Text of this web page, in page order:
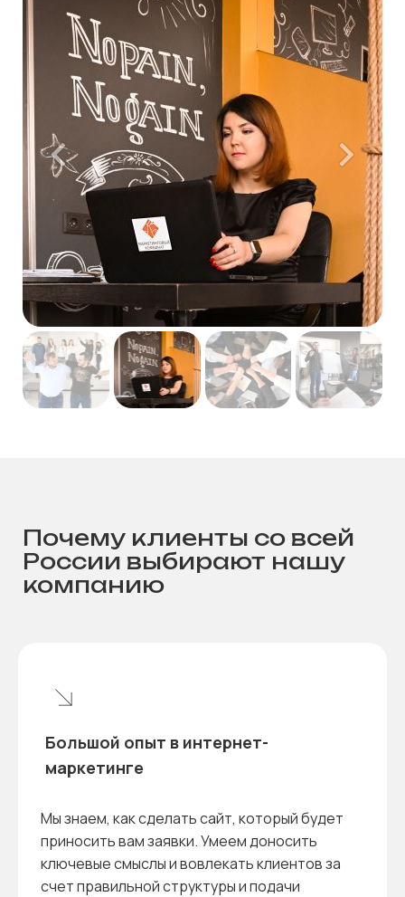
Почему клиенты со всей
России выбирают нашу
компанию
Большой опыт в интернет-
маркетинге
Мы знаем, как сделать сайт, который будет
приносить вам заявки. Умеем доносить
ключевые смыслы и вовлекать клиентов за
счет правильной структуры и подачи